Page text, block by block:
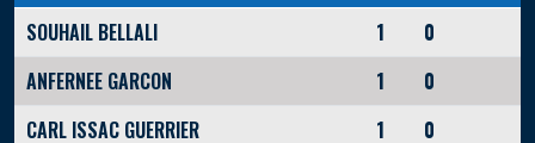
SOUHAIL BELLALI 1
0
ANFERNEE GARCON
1
0
CARL ISSAC GUERRIER
1
0